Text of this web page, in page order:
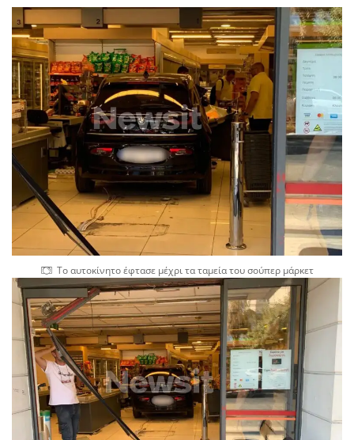
Το αυτοκίνητο έφτασε μέχρι τα ταμεία του σούπερ μάρκετ